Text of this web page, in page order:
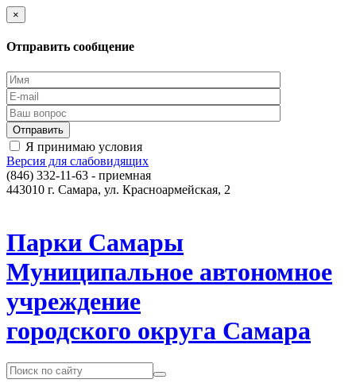
×
Отправить сообщение
Я принимаю условия
Версия для слабовидящих
(846) 332-11-63 - приемная
443010 г. Самара, ул. Красноармейская, 2
Парки Самары
Муниципальное автономное
учреждение
городского округа Самара